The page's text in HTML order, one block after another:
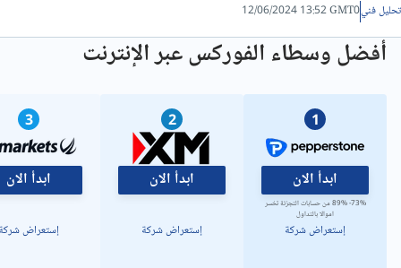
تحليل فني12/06/2024 13:52 GMT0
أفضل وسطاء الفوركس عبر الإنترنت
1
ابدأ الان
73%- 89% من حسابات التجزئة تخسر
اموالا بالتداول
إستعراض شركة
2
ابدأ الان
إستعراض شركة
3
ابدأ الان
إستعراض